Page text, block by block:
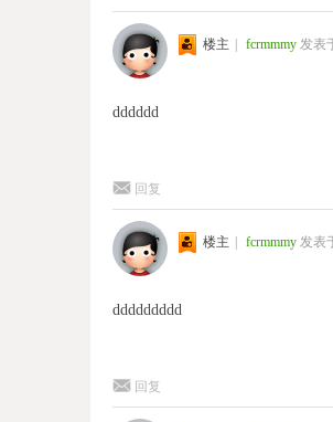
楼主 | fcrmmmy 发表
dddddd
回复
楼主 | fcrmmmy 发表
ddddddddd
回复